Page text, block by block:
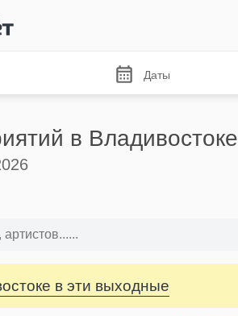
Даты
в Владивостоке
в эти выходные